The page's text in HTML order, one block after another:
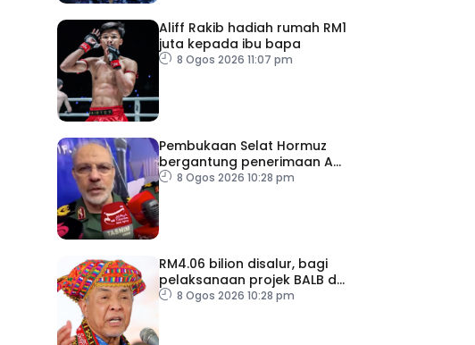
Aliff Rakib hadiah rumah RM1
juta kepada ibu bapa
8 Ogos 2026 11:07 pm
Pembukaan Selat Hormuz
bergantung penerimaan AS
– IRGC
8 Ogos 2026 10:28 pm
RM4.06 bilion disalur, bagi
pelaksanaan projek BALB di
Sabah
8 Ogos 2026 10:28 pm